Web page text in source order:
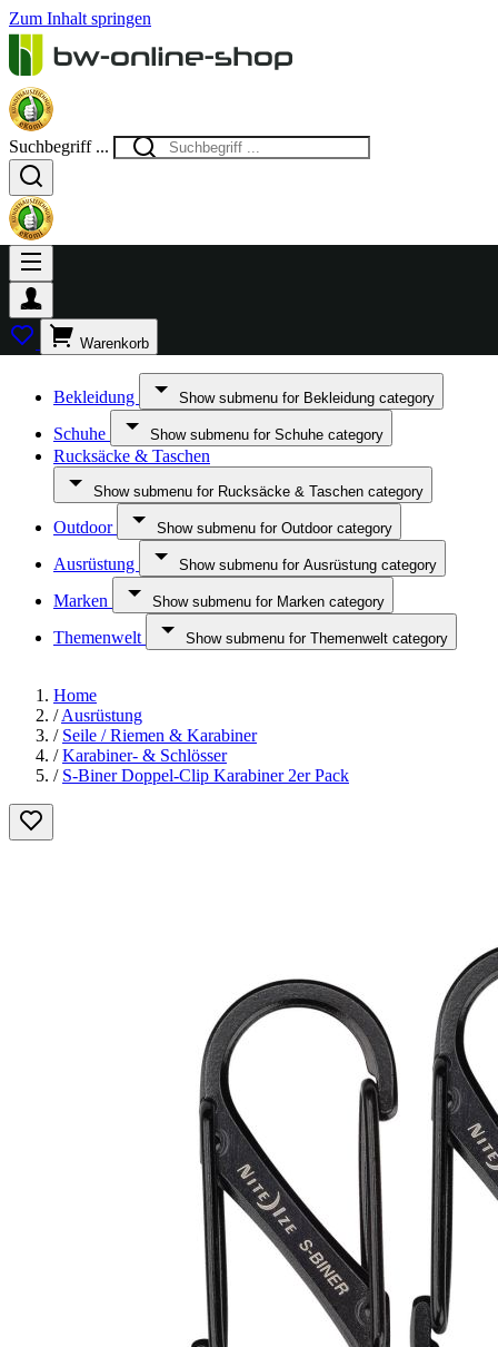
Zum Inhalt springen
Suchbegriff ...
Warenkorb
Bekleidung Show submenu for Bekleidung category
Schuhe Show submenu for Schuhe category
Rucksäcke & Taschen
Show submenu for Rucksäcke & Taschen category
Outdoor Show submenu for Outdoor category
Ausrüstung Show submenu for Ausrüstung category
Marken Show submenu for Marken category
Themenwelt Show submenu for Themenwelt category
Home
/ Ausrüstung
/ Seile / Riemen & Karabiner
/ Karabiner- & Schlösser
/ S-Biner Doppel-Clip Karabiner 2er Pack